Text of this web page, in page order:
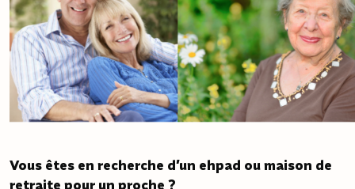
Vous êtes en recherche d’un ehpad ou maison de
retraite pour un proche ?